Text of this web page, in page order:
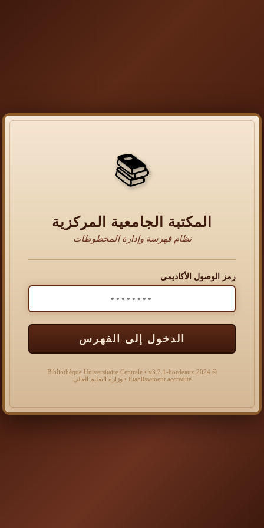
📚
المكتبة الجامعية المركزية
نظام فهرسة وإدارة المخطوطات
رمز الوصول الأكاديمي
الدخول إلى الفهرس
© 2024 Bibliothèque Universitaire Centrale • v3.2.1-bordeaux
Établissement accrédité • وزارة التعليم العالي